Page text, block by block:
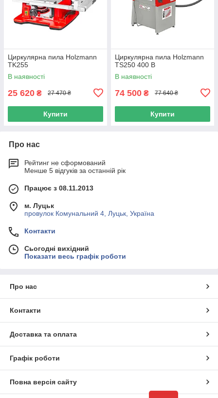
Циркулярна пила Holzmann
TK255
В наявності
25 620 ₴ 27 470 ₴
Купити
Циркулярна пила Holzmann
TS250 400 В
В наявності
74 500 ₴ 77 640 ₴
Купити
Про нас
Рейтинг не сформований
Менше 5 відгуків за останній рік
Працює з 08.11.2013
м. Луцьк
провулок Комунальний 4, Луцьк, Україна
Контакти
Сьогодні вихідний
Показати весь графік роботи
Про нас
Контакти
Доставка та оплата
Графік роботи
Повна версія сайту